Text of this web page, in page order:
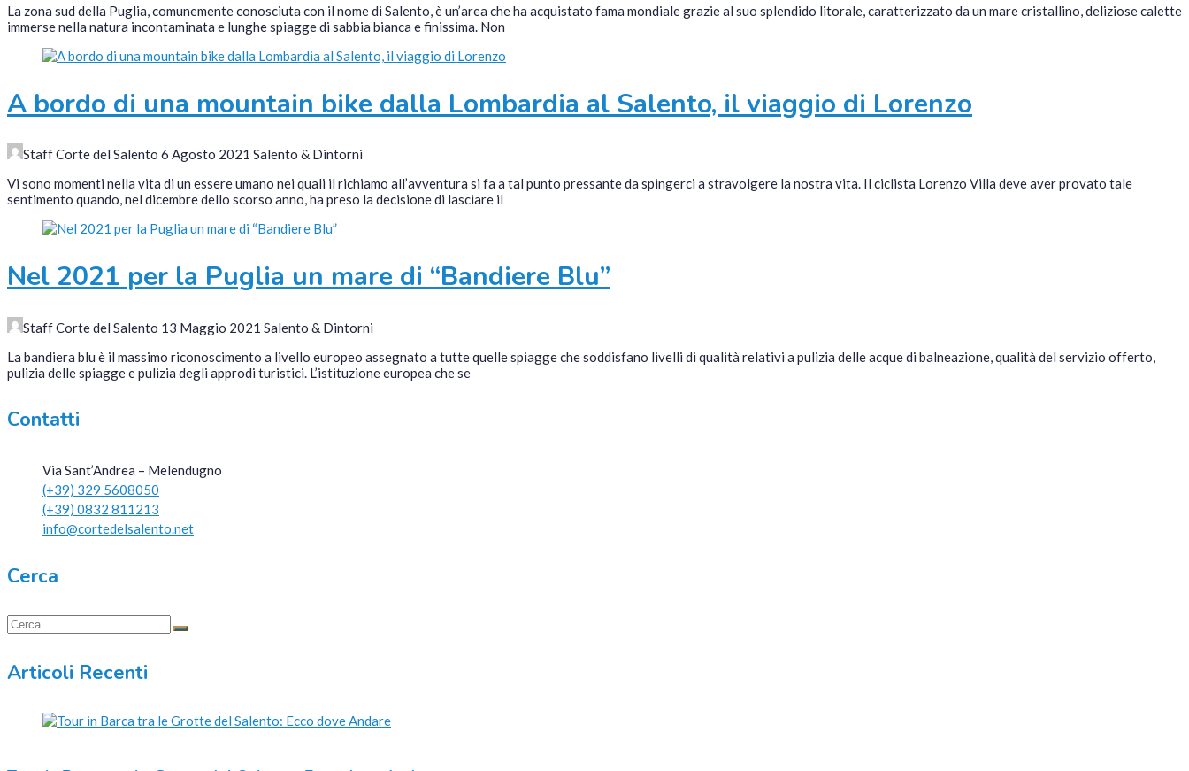
La zona sud della Puglia, comunemente conosciuta con il nome di Salento, è un’area che ha acquistato fama mondiale grazie al suo splendido litorale, caratterizzato da un mare cristallino, deliziose calette
immerse nella natura incontaminata e lunghe spiagge di sabbia bianca e finissima. Non
A bordo di una mountain bike dalla Lombardia al Salento, il viaggio di Lorenzo
Staff Corte del Salento 6 Agosto 2021 Salento & Dintorni
Vi sono momenti nella vita di un essere umano nei quali il richiamo all’avventura si fa a tal punto pressante da spingerci a stravolgere la nostra vita. Il ciclista Lorenzo Villa deve aver provato tale
sentimento quando, nel dicembre dello scorso anno, ha preso la decisione di lasciare il
Nel 2021 per la Puglia un mare di “Bandiere Blu”
Staff Corte del Salento 13 Maggio 2021 Salento & Dintorni
La bandiera blu è il massimo riconoscimento a livello europeo assegnato a tutte quelle spiagge che soddisfano livelli di qualità relativi a pulizia delle acque di balneazione, qualità del servizio offerto,
pulizia delle spiagge e pulizia degli approdi turistici. L’istituzione europea che se
Contatti
Via Sant’Andrea – Melendugno
(+39) 329 5608050
(+39) 0832 811213
info@cortedelsalento.net
Cerca
Articoli Recenti